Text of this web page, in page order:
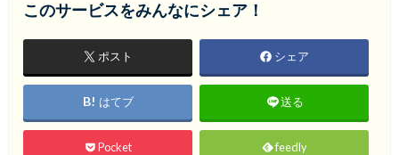
このサービスをみんなにシェア！
ポスト シェア
はてブ 送る
Pocket feedly